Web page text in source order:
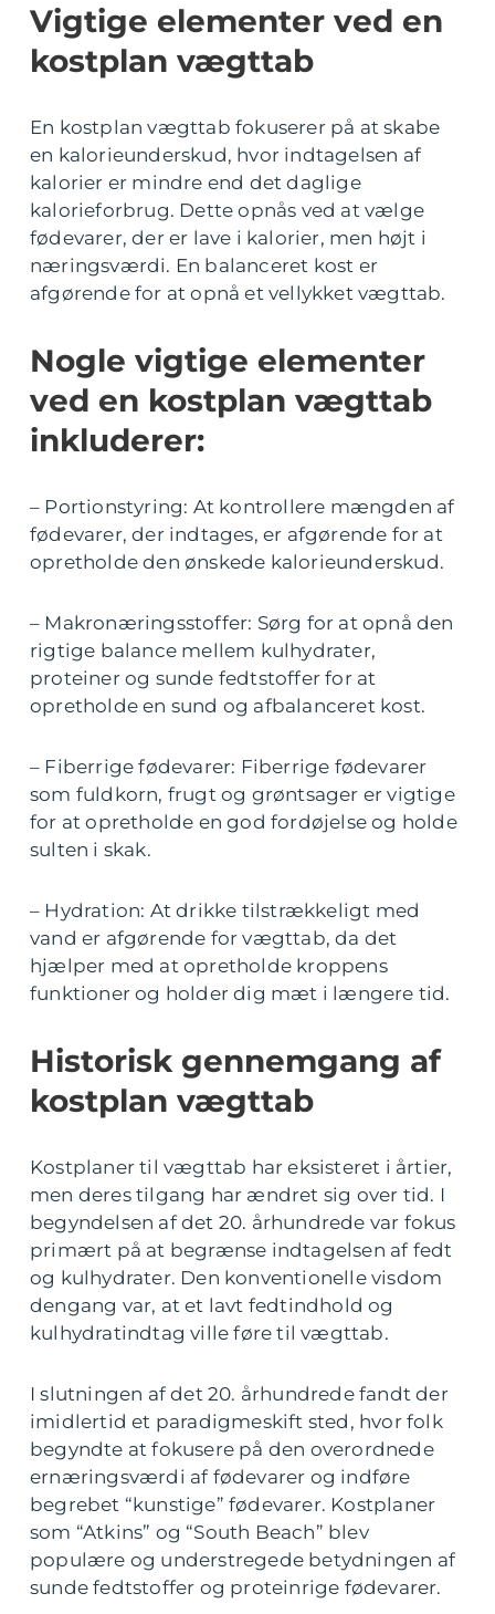
Vigtige elementer ved en
kostplan vægttab
En kostplan vægttab fokuserer på at skabe
en kalorieunderskud, hvor indtagelsen af
kalorier er mindre end det daglige
kalorieforbrug. Dette opnås ved at vælge
fødevarer, der er lave i kalorier, men højt i
næringsværdi. En balanceret kost er
afgørende for at opnå et vellykket vægttab.
Nogle vigtige elementer
ved en kostplan vægttab
inkluderer:
– Portionstyring: At kontrollere mængden af
fødevarer, der indtages, er afgørende for at
opretholde den ønskede kalorieunderskud.
– Makronæringsstoffer: Sørg for at opnå den
rigtige balance mellem kulhydrater,
proteiner og sunde fedtstoffer for at
opretholde en sund og afbalanceret kost.
– Fiberrige fødevarer: Fiberrige fødevarer
som fuldkorn, frugt og grøntsager er vigtige
for at opretholde en god fordøjelse og holde
sulten i skak.
– Hydration: At drikke tilstrækkeligt med
vand er afgørende for vægttab, da det
hjælper med at opretholde kroppens
funktioner og holder dig mæt i længere tid.
Historisk gennemgang af
kostplan vægttab
Kostplaner til vægttab har eksisteret i årtier,
men deres tilgang har ændret sig over tid. I
begyndelsen af det 20. århundrede var fokus
primært på at begrænse indtagelsen af fedt
og kulhydrater. Den konventionelle visdom
dengang var, at et lavt fedtindhold og
kulhydratindtag ville føre til vægttab.
I slutningen af det 20. århundrede fandt der
imidlertid et paradigmeskift sted, hvor folk
begyndte at fokusere på den overordnede
ernæringsværdi af fødevarer og indføre
begrebet “kunstige” fødevarer. Kostplaner
som “Atkins” og “South Beach” blev
populære og understregede betydningen af
sunde fedtstoffer og proteinrige fødevarer.